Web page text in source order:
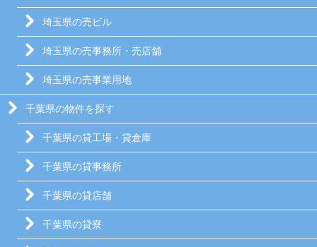
埼玉県の売ビル
埼玉県の売事務所・売店舗
埼玉県の売事業用地
千葉県の物件を探す
千葉県の貸工場・貸倉庫
千葉県の貸事務所
千葉県の貸店舗
千葉県の貸寮